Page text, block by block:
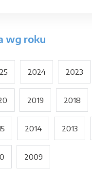
wg roku
2024 2023
2019 2018
2014 2013
2009